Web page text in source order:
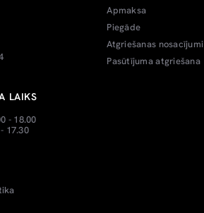
LAIKS
- 18.00
17.30
Apmaksa
Piegāde
Atgriešanas nosacījumi
Pasūtījuma atgriešana